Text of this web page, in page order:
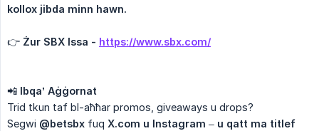
kollox jibda minn hawn.
👉 Żur SBX Issa - https://www.sbx.com/
📲 Ibqa’ Aġġornat
Trid tkun taf bl-aħħar promos, giveaways u drops?
Segwi @betsbx fuq X.com u Instagram – u qatt ma titlef